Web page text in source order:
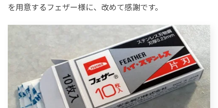
を用意するフェザー様に、改めて感謝です。